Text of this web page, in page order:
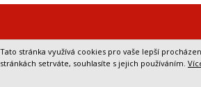
Přepnout na klasickou
Tato stránka využívá cookies pro vaše lepší
stránkách setrváte, souhlasíte s jejich používáním.